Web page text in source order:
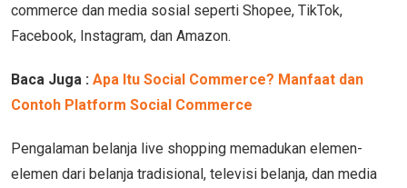
commerce dan media sosial seperti Shopee, TikTok,
Facebook, Instagram, dan Amazon.
Baca Juga : Apa Itu Social Commerce? Manfaat dan
Contoh Platform Social Commerce
Pengalaman belanja live shopping memadukan elemen-
elemen dari belanja tradisional, televisi belanja, dan media